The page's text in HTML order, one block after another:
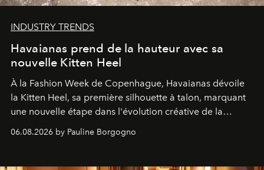
INDUSTRY TRENDS
Havaianas prend de la hauteur avec sa
nouvelle Kitten Heel
À la Fashion Week de Copenhague, Havaianas dévoile
la Kitten Heel, sa première silhouette à talon, marquant
une nouvelle étape dans l'évolution créative de la
06.08.2026 by Pauline Borgogno